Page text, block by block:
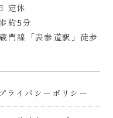
定休
約5分
門線「表参道駅」徒歩
ライバシーポリシー